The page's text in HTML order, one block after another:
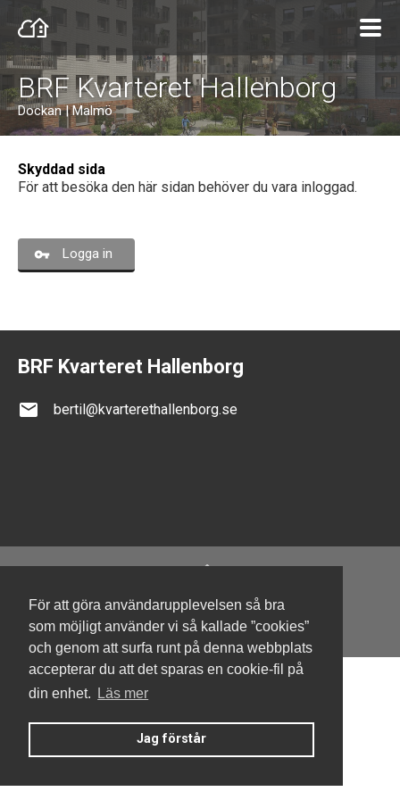
För att göra användarupplevelsen så bra
som möjligt använder vi så kallade ”cookies”
och genom att surfa runt på denna webbplats
accepterar du att det sparas en cookie-fil på
din enhet.
Läs mer
Jag förstår
BRF Kvarteret Hallenborg
Dockan | Malmö
Skyddad sida
För att besöka den här sidan behöver du vara inloggad.
Logga in
BRF Kvarteret Hallenborg
email bertil@kvarterethallenborg.se
Denna hemsida är byggd med Smart Brf ®